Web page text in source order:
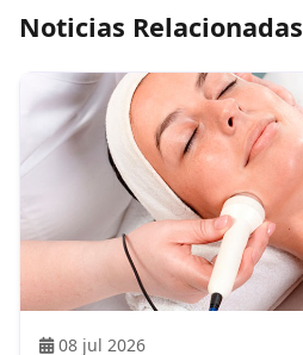
Noticias Relacionadas
08 jul 2026